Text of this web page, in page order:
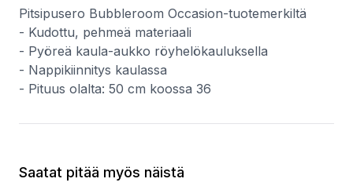
Pitsipusero Bubbleroom Occasion-tuotemerkiltä
- Kudottu, pehmeä materiaali
- Pyöreä kaula-aukko röyhelökauluksella
- Nappikiinnitys kaulassa
- Pituus olalta: 50 cm koossa 36
Saatat pitää myös näistä